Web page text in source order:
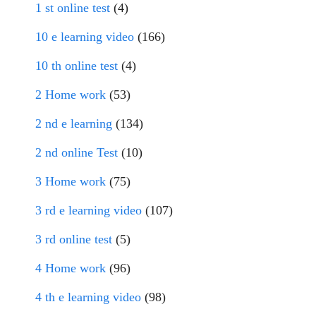
1 st online test (4)
10 e learning video (166)
10 th online test (4)
2 Home work (53)
2 nd e learning (134)
2 nd online Test (10)
3 Home work (75)
3 rd e learning video (107)
3 rd online test (5)
4 Home work (96)
4 th e learning video (98)